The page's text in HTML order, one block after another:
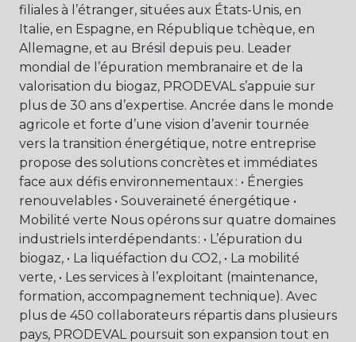
filiales à l’étranger, situées aux États-Unis, en
Italie, en Espagne, en République tchèque, en
Allemagne, et au Brésil depuis peu. Leader
mondial de l’épuration membranaire et de la
valorisation du biogaz, PRODEVAL s’appuie sur
plus de 30 ans d’expertise. Ancrée dans le monde
agricole et forte d’une vision d’avenir tournée
vers la transition énergétique, notre entreprise
propose des solutions concrètes et immédiates
face aux défis environnementaux : • Énergies
renouvelables • Souveraineté énergétique •
Mobilité verte Nous opérons sur quatre domaines
industriels interdépendants : • L’épuration du
biogaz, • La liquéfaction du CO2, • La mobilité
verte, • Les services à l’exploitant (maintenance,
formation, accompagnement technique). Avec
plus de 450 collaborateurs répartis dans plusieurs
pays, PRODEVAL poursuit son expansion tout en